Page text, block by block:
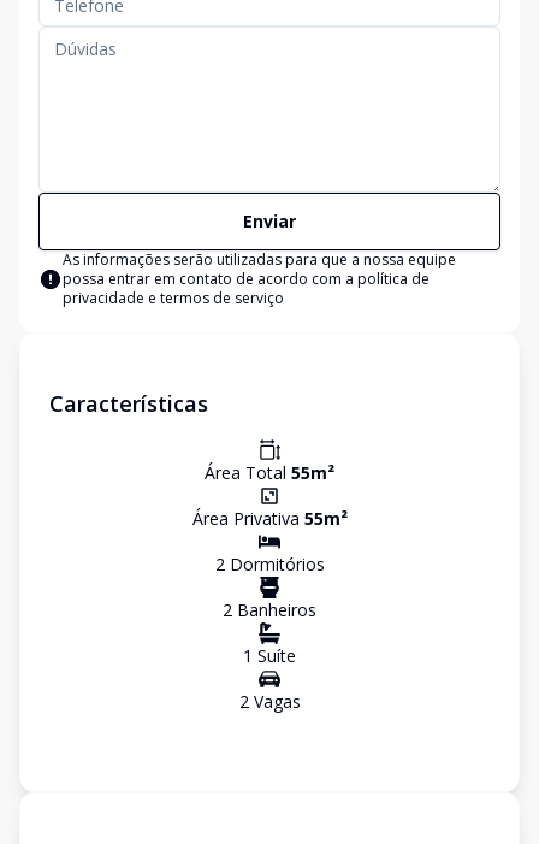
Enviar
As informações serão utilizadas para que a nossa equipe
possa entrar em contato de acordo com a política de
privacidade e termos de serviço
Características
Área Total 55m²
Área Privativa 55m²
2Dormitórios
2 Banheiros
1 Suíte
2Vagas